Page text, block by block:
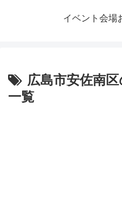
イベント会場
広島市安佐南
一覧